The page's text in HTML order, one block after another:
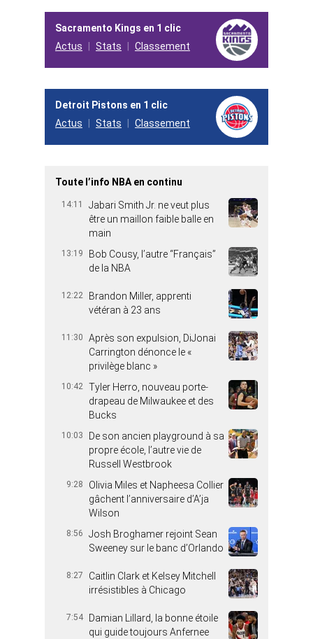
Sacramento Kings en 1 clic
Actus
Stats Classement
Detroit Pistons en 1 clic
Actus
Stats Classement
Toute l’info NBA en continu
14:11
Jabari Smith Jr. ne veut plus
être un maillon faible balle en
main
13:19
Bob Cousy, l’autre “Français”
de la NBA
12:22
Brandon Miller, apprenti
vétéran à 23 ans
11:30
Après son expulsion, DiJonai
Carrington dénonce le «
privilège blanc »
10:42
Tyler Herro, nouveau porte-
drapeau de Milwaukee et des
Bucks
10:03
De son ancien playground à sa
propre école, l’autre vie de
Russell Westbrook
9:28
Olivia Miles et Napheesa Collier
gâchent l’anniversaire d’A’ja
Wilson
8:56
Josh Broghamer rejoint Sean
Sweeney sur le banc d’Orlando
8:27
Caitlin Clark et Kelsey Mitchell
irrésistibles à Chicago
7:54
Damian Lillard, la bonne étoile
qui guide toujours Anfernee